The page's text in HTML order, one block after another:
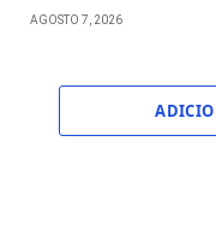
AGOSTO 7, 2026